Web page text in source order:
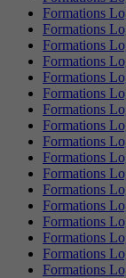
Formations
Formations
Formations
Formations
Formations
Formations
Formations
Formations
Formations
Formations
Formations
Formations
Formations
Formations
Formations
Formations
Formations